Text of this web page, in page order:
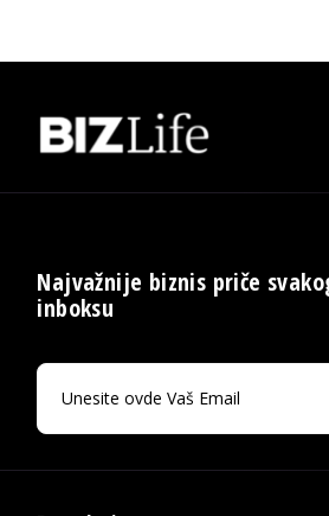
Najvažnije biznis priče
inboksu